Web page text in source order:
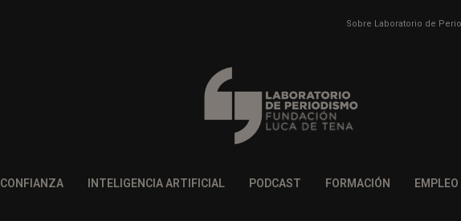
Sobre Laboratorio de
CONFIANZA INTELIGENCIA ARTIFICIAL PODCAST FORMACIÓN EMPLEO